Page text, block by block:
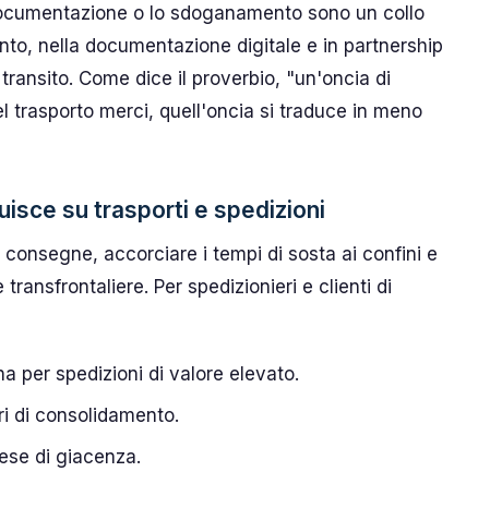
o lo sdoganamento sono un collo
nella documentazione digitale e in partnership
Come dice il proverbio, "un'oncia di
trasporto merci, quell'oncia si traduce in meno
su trasporti e spedizioni
accorciare i tempi di sosta ai confini e
Per spedizionieri e clienti di
per spedizioni di valore elevato.
di consolidamento.
di giacenza.